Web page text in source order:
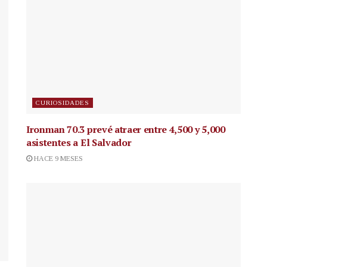
CURIOSIDADES
Ironman 70.3 prevé atraer entre 4,500 y 5,000
asistentes a El Salvador
HACE 9 MESES